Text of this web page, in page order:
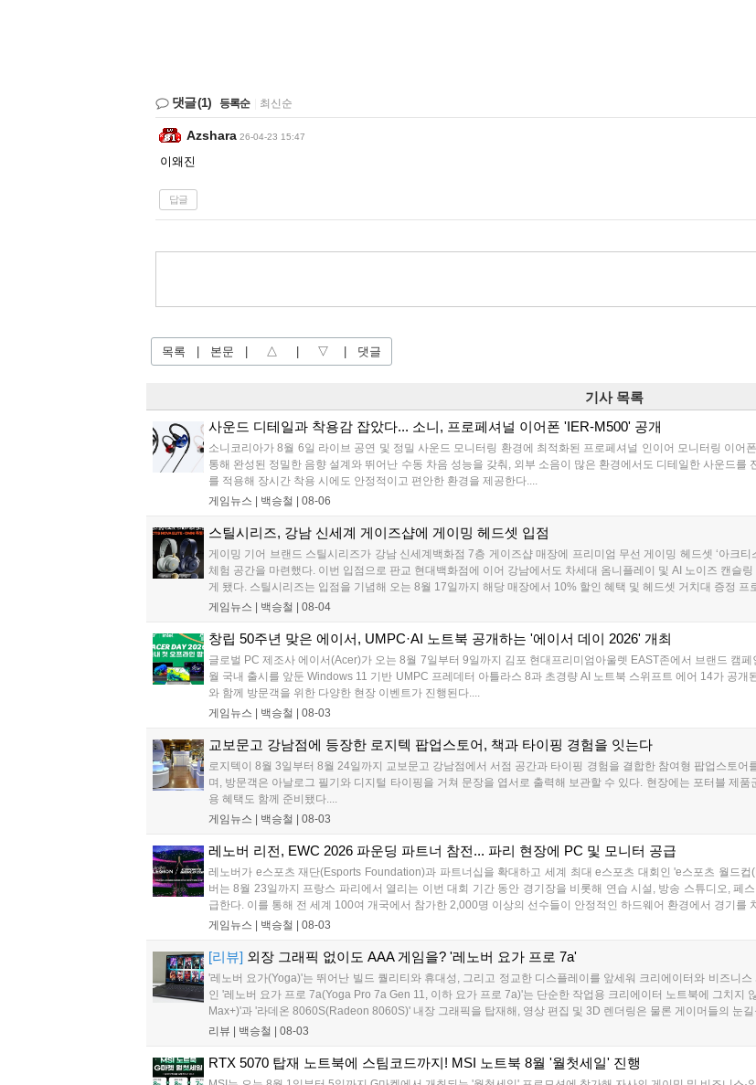
댓글(1) 등록순 최신순
Azshara 26-04-23 15:47
이왜진
답글
목록 본문 △ ▽ 댓글
기사 목록
사운드 디테일과 착용감 잡았다... 소니, 프로페셔널 이어폰 'IER-M500' 공개
소니코리아가 8월 6일 라이브 공연 및 정밀 사운드 모니터링 환경에 최적화된 프로페셔널 인이어 모니터링 이
통해 완성된 정밀한 음향 설계와 뛰어난 수동 차음 성능을 갖춰, 외부 소음이 많은 환경에서도 디테일한 사운드
를 적용해 장시간 착용 시에도 안정적이고 편안한 환경을 제공한다....
게임뉴스 | 백승철 08-06
스틸시리즈, 강남 신세계 게이즈샵에 게이밍 헤드셋 입점
게이밍 기어 브랜드 스틸시리즈가 강남 신세계백화점 7층 게이즈샵 매장에 프리미엄 무선 게이밍 헤드셋 ‘아크
체험 공간을 마련했다. 이번 입점으로 판교 현대백화점에 이어 강남에서도 차세대 옴니플레이 및 AI 노이즈 캔슬
게 됐다. 스틸시리즈는 입점을 기념해 오는 8월 17일까지 해당 매장에서 10% 할인 혜택 및 헤드셋 거치대 증정 프
게임뉴스 | 백승철 08-04
창립 50주년 맞은 에이서, UMPC·AI 노트북 공개하는 '에이서 데이 2026' 개최
글로벌 PC 제조사 에이서(Acer)가 오는 8월 7일부터 9일까지 김포 현대프리미엄아울렛 EAST존에서 브랜드 캠
월 국내 출시를 앞둔 Windows 11 기반 UMPC 프레데터 아틀라스 8과 초경량 AI 노트북 스위프트 에어 14가 공개
와 함께 방문객을 위한 다양한 현장 이벤트가 진행된다....
게임뉴스 | 백승철 08-03
교보문고 강남점에 등장한 로지텍 팝업스토어, 책과 타이핑 경험을 잇는다
로지텍이 8월 3일부터 8월 24일까지 교보문고 강남점에서 서점 공간과 타이핑 경험을 결합한 참여형 팝업스토어
며, 방문객은 아날로그 필기와 디지털 타이핑을 거쳐 문장을 엽서로 출력해 보관할 수 있다. 현장에는 포터블 제
용 혜택도 함께 준비됐다....
게임뉴스 | 백승철 08-03
레노버 리전, EWC 2026 파운딩 파트너 참전... 파리 현장에 PC 및 모니터 공급
레노버가 e스포츠 재단(Esports Foundation)과 파트너십을 확대하고 세계 최대 e스포츠 대회인 'e스포츠 월드
버는 8월 23일까지 프랑스 파리에서 열리는 이번 대회 기간 동안 경기장을 비롯해 연습 시설, 방송 스튜디오, 페
급한다. 이를 통해 전 세계 100여 개국에서 참가한 2,000명 이상의 선수들이 안정적인 하드웨어 환경에서 경기를
게임뉴스 | 백승철 08-03
[리뷰] 외장 그래픽 없이도 AAA 게임을? '레노버 요가 프로 7a'
'레노버 요가(Yoga)'는 뛰어난 빌드 퀄리티와 휴대성, 그리고 정교한 디스플레이를 앞세워 크리에이터와 비즈니
인 '레노버 요가 프로 7a(Yoga Pro 7a Gen 11, 이하 요가 프로 7a)'는 단순한 작업용 크리에이터 노트북에 그치지
Max+)'과 '라데온 8060S(Radeon 8060S)' 내장 그래픽을 탑재해, 영상 편집 및 3D 렌더링은 물론 게이머들의 눈
리뷰 | 백승철 08-03
RTX 5070 탑재 노트북에 스팀코드까지! MSI 노트북 8월 '월첫세일' 진행